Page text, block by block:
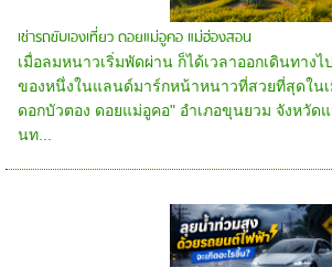
เช่ารถขับเองเที่ยว ดอยแม่อูคอ แม่ฮ่องสอน
เมื่อลมหนาวเริ่มพัดผ่าน ก็ได้เวลาออกเดินทาง
ของหนึ่งในแลนด์มาร์กหน้าหนาวที่สวยที่สุดในเ
ดอกบัวตอง ดอยแม่อูคอ" อำเภอขุนยวม จังหวัด
นท...